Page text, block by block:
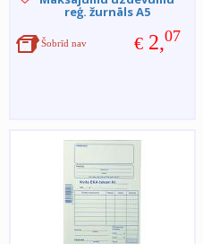
reģ. žurnāls A5
€ 2,07
Šobrīd nav